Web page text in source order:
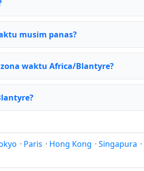
musim panas?
waktu Africa/Blantyre?
· Paris · Hong Kong · Singapura ·